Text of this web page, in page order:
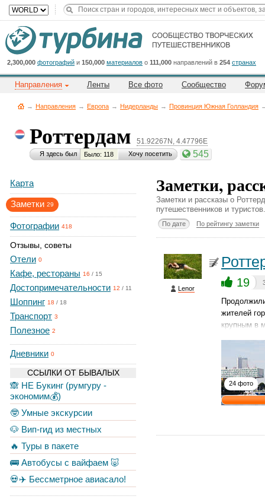
2,300,000 фотографий и 150,000 материалов о 111,000 направлений в 254 странах
Направления Ленты Все фото Сообщество
→ Направления → Европа → Нидерланды → Провинция Южная Голландия
Роттердам 51.92267N, 4.47796E
Я здесь был Было: 118 Хочу посетить 545
Карта
Заметки 29
Фотографии 418
Отзывы, советы
Отели 0
Кафе, рестораны 16 / 15
Достопримечательности 12 / 11
Шоппинг 18 / 18
Транспорт 3
Полезное 2
Дневники 0
ССЫЛКИ ОТ БЫВАЛЫХ
🙈 НЕ Букинг (румгуру -
экономим💰)
🤓 Умные экскурсии
🐶 Вип-гид из местных
🔥 Туры в пакете
🚌 Автобусы с вайфаем 🐷
💀✈️ Бессметрное авиасало!
Заметки,
Заметки и рассказы о
путешественников и
По дате По рейтингу заметки
Lenor 19
жителей
крупным в
24 фото
Cейчас
на
сайте:
Title
Button